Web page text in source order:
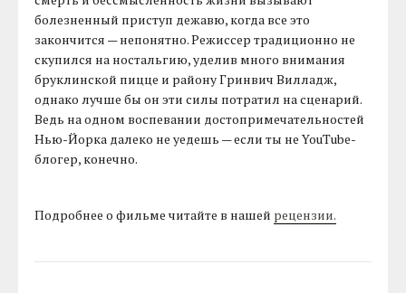
болезненный приступ дежавю, когда все это
закончится — непонятно. Режиссер традиционно не
скупился на ностальгию, уделив много внимания
бруклинской пицце и району Гринвич Вилладж,
однако лучше бы он эти силы потратил на сценарий.
Ведь на одном воспевании достопримечательностей
Нью-Йорка далеко не уедешь — если ты не YouTube-
блогер, конечно.
Подробнее о фильме читайте в нашей рецензии.